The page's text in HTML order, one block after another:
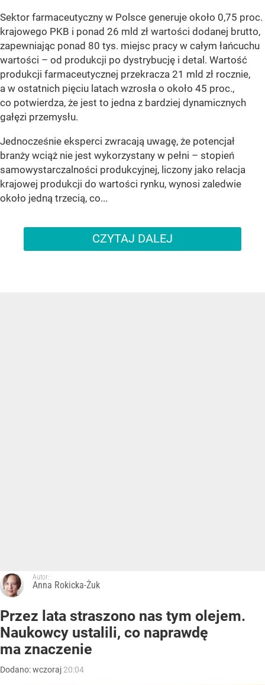
Sektor farmaceutyczny w Polsce generuje około 0,75 proc.
krajowego PKB i ponad 26 mld zł wartości dodanej brutto,
zapewniając ponad 80 tys. miejsc pracy w całym łańcuchu
wartości – od produkcji po dystrybucję i detal. Wartość
produkcji farmaceutycznej przekracza 21 mld zł rocznie,
a w ostatnich pięciu latach wzrosła o około 45 proc.,
co potwierdza, że jest to jedna z bardziej dynamicznych
gałęzi przemysłu.
Jednocześnie eksperci zwracają uwagę, że potencjał
branży wciąż nie jest wykorzystany w pełni – stopień
samowystarczalności produkcyjnej, liczony jako relacja
krajowej produkcji do wartości rynku, wynosi zaledwie
około jedną trzecią, co...
CZYTAJ DALEJ
Autor:
Anna Rokicka-Żuk
Przez lata straszono nas tym olejem.
Naukowcy ustalili, co naprawdę
ma znaczenie
Dodano:wczoraj 20:04